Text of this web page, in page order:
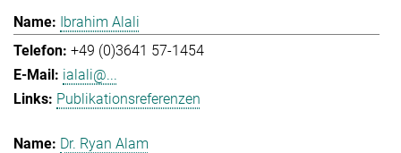
Ibrahim Alali
+49 (0)3641 57-1454
ialali@...
Publikationsreferenzen
Dr. Ryan Alam